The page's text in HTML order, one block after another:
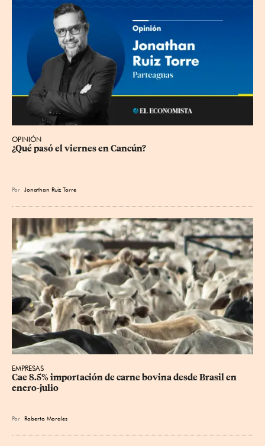
OPINIÓN
¿Qué pasó el viernes en Cancún?
Por Jonathan Ruiz Torre
EMPRESAS
Cae 8.5% importación de carne bovina desde Brasil en
enero-julio
Por Roberto Morales